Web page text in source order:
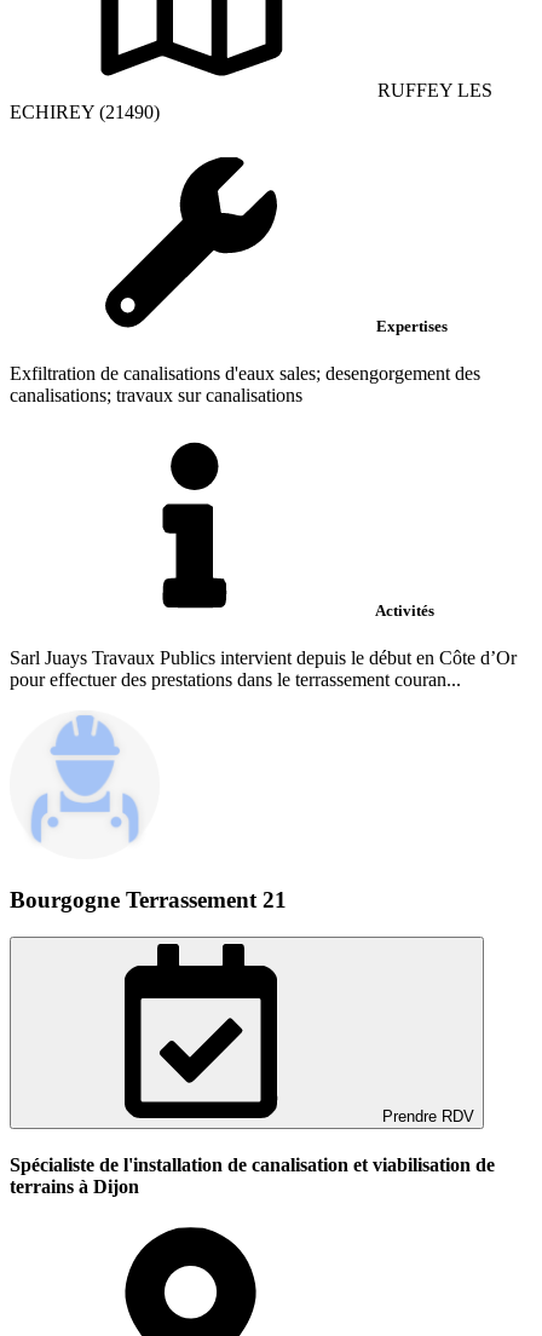
RUFFEY LES
ECHIREY (21490)
Expertises
Exfiltration de canalisations d'eaux sales; desengorgement des
canalisations; travaux sur canalisations
Activités
Sarl Juays Travaux Publics intervient depuis le début en Côte d’Or
pour effectuer des prestations dans le terrassement couran...
Bourgogne Terrassement 21
Prendre RDV
Spécialiste de l'installation de canalisation et viabilisation de
terrains à Dijon